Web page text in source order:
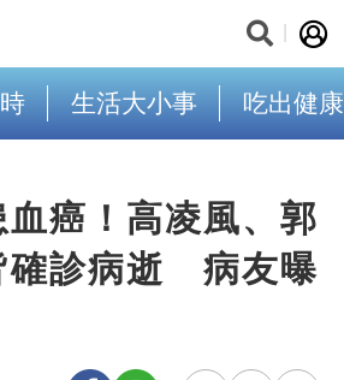
生活大小事 吃出健康
癌！高凌風、郭
確診病逝 病友曝